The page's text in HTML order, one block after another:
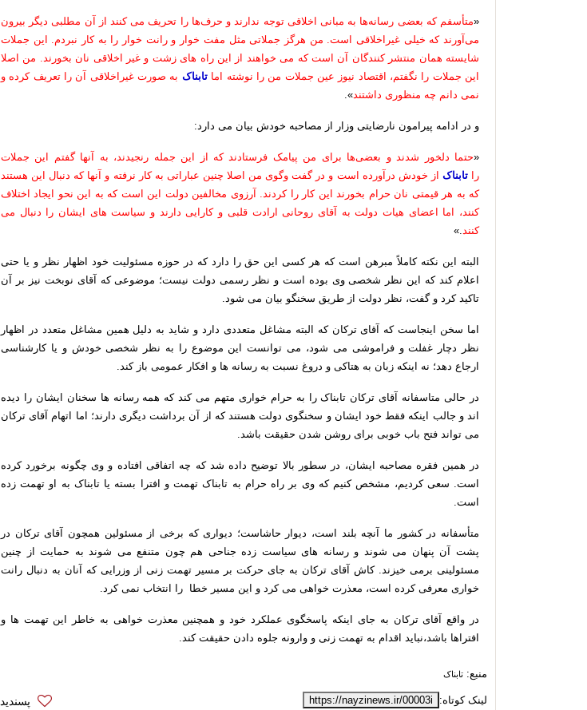
«متأسفم که بعضی رسانه‌ها به مبانی اخلاقی توجه ندارند و حرف‌ها را تحریف می کنند از آن مطلبی دیگر بیرون
می‌آورند که خیلی غیراخلاقی است. من هرگز جملاتی مثل مفت خوار و رانت خوار را به کار نبردم. این جملات
شایسته همان منتشر کنندگان آن است که می خواهند از این راه های زشت و غیر اخلاقی نان بخورند. من اصلا
این جملات را نگفتم، اقتصاد نیوز عین جملات من را نوشته اماتابناک به صورت غیراخلاقی آن را تعریف کرده و
نمی دانم چه منظوری داشتند».
و در ادامه پیرامون نارضایتی وزار از مصاحبه خودش بیان می دارد:
«حتما دلخور شدند و بعضی‌ها برای من پیامک فرستادند که از این جمله رنجیدند، به آنها گفتم این جملات
راتابناک از خودش درآورده است و در گفت وگوی من اصلا چنین عباراتی به کار نرفته و آنها که دنبال این هستند
که به هر قیمتی نان حرام بخورند این کار را کردند. آرزوی مخالفین دولت این است که به این نحو ایجاد اختلاف
کنند، اما اعضای هیات دولت به آقای روحانی ارادت قلبی و کارایی دارند و سیاست های ایشان را دنبال می
کنند .»
البته این نکته کاملاً مبرهن است که هر کسی این حق را دارد که در حوزه مسئولیت خود اظهار نظر و یا حتی
اعلام کند که این نظر شخصی وی بوده است و نظر رسمی دولت نیست؛ موضوعی که آقای نوبخت نیز بر آن
تاکید کرد و گفت، نظر دولت از طریق سخنگو بیان می شود.
اما سخن اینجاست که آقای ترکان که البته مشاغل متعددی دارد و شاید به دلیل همین مشاغل متعدد در اظهار
نظر دچار غفلت و فراموشی می شود، می توانست این موضوع را به نظر شخصی خودش و یا کارشناسی
ارجاع دهد؛ نه اینکه زبان به هتاکی و دروغ نسبت به رسانه ها و افکار عمومی باز کند.
در حالی متاسفانه آقای ترکان تابناک را به حرام خواری متهم می کند که همه رسانه ها سخنان ایشان را دیده
اند و جالب اینکه فقط خود ایشان و سخنگوی دولت هستند که از آن برداشت دیگری دارند؛ اما اتهام آقای ترکان
می تواند فتح باب خوبی برای روشن شدن حقیقت باشد.
در همین فقره مصاحبه ایشان، در سطور بالا توضیح داده شد که چه اتفاقی افتاده و وی چگونه برخورد کرده
است. سعی کردیم، مشخص کنیم که وی بر راه حرام به تابناک تهمت و افترا بسته یا تابناک به او تهمت زده
است.
متأسفانه در کشور ما آنچه بلند است، دیوار حاشاست؛ دیواری که برخی از مسئولین همچون آقای ترکان در
پشت آن پنهان می شوند و رسانه های سیاست زده جناحی هم چون متنفع می شوند به حمایت از چنین
مسئولینی برمی خیزند. کاش آقای ترکان به جای حرکت بر مسیر تهمت زنی از وزرایی که آنان به دنبال رانت
خواری معرفی کرده است، معذرت خواهی می کرد و این مسیر خطا را انتخاب نمی کرد.
در واقع آقای ترکان به جای اینکه پاسخگوی عملکرد خود و همچنین معذرت خواهی به خاطر این تهمت ها و
افتراها باشد،نباید اقدام به تهمت زنی و وارونه جلوه دادن حقیقت کند.
منبع: تابناک
لینک کوتاه: https://nayzinews.ir/00003i